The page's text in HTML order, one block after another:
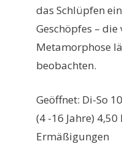
das Schlüpfen
Geschöpfes –
Metamorphose
beobachten.
Geöffnet: Di-So
(4 -16 Jahre)
Ermäßigungen